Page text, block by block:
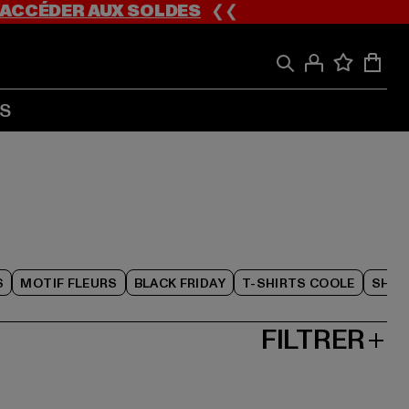
ACCÉDER AUX SOLDES❮❮
MOTIF FLEURS BLACK FRIDAY T-SHIRTS COOLE
FILTRER